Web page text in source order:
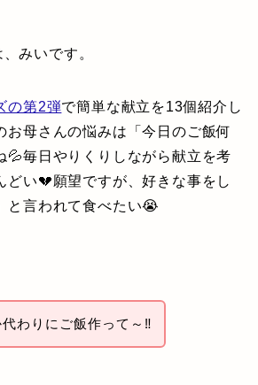
みいです。
の第2弾で簡単な献立を13個紹介し
お母さんの悩みは「今日のご飯何
💦毎日やりくりしながら献立を考
どい💔願望ですが、好きな事をし
と言われて食べたい😭
わりにご飯作って～‼